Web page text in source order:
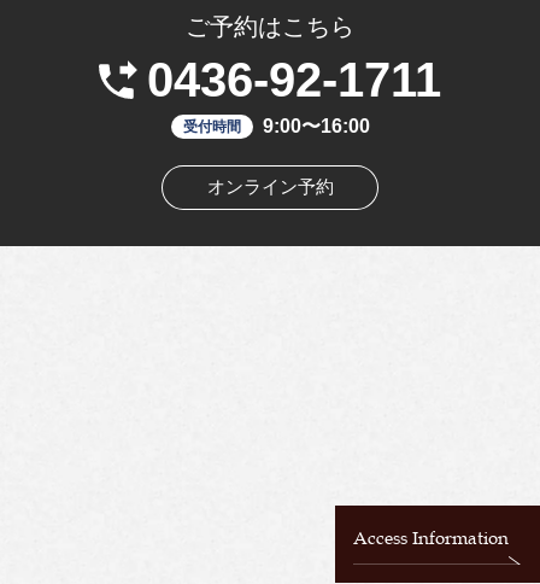
ご予約はこちら
0436-92-1711
受付時間 9:00〜16:00
オンライン予約
Access Information